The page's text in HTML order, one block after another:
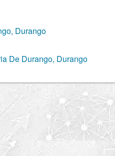
Durango
De Durango, Durango